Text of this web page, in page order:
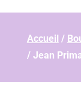
Accueil /
/ Jean